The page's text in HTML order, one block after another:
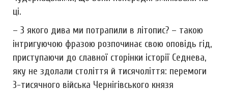
ці.
– З якого дива ми потрапили в літопис? – такою
інтригуючою фразою розпочинає свою оповідь гід,
приступаючи до славної сторінки історії Седнева,
яку не здолали століття й тисячоліття: перемоги
3-тисячного війська Чернігівського князя